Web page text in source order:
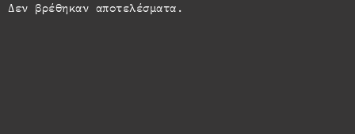
Δεν βρέθηκαν αποτελέσματα.